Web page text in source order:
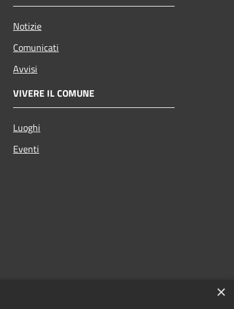
Notizie
Comunicati
Avvisi
VIVERE IL COMUNE
Luoghi
Eventi
×